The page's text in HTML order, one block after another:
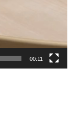
00:11